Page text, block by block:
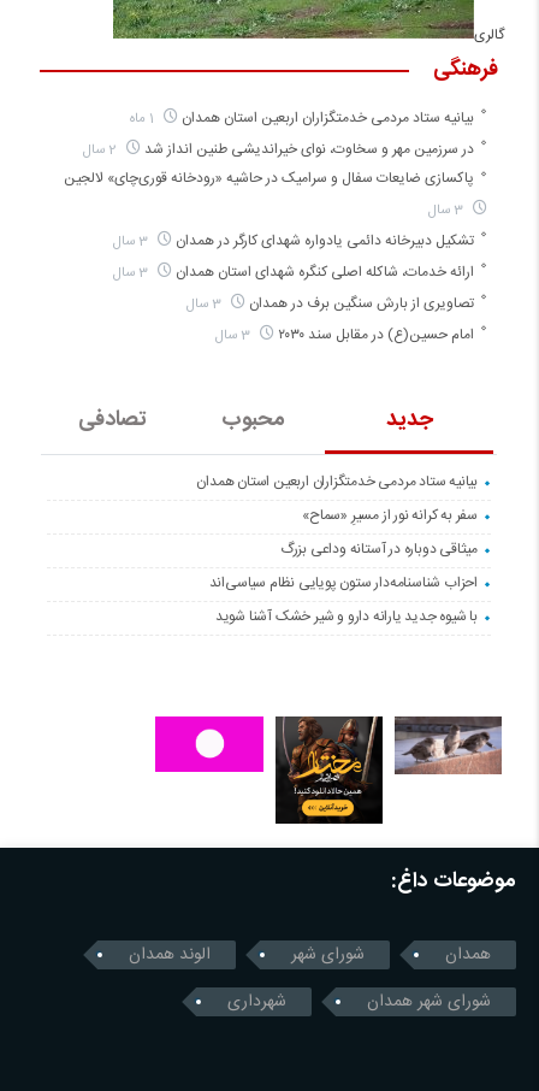
گالری
جدید محبوب تصادفی
بیانیه ستاد مردمی خدمتگزاران اربعین استان همدان
سفر به کرانه‌ نور از مسیرِ «سماح»
میثاقی دوباره در آستانه‌ وداعی بزرگ
احزاب شناسنامه‌دار ستون پویایی نظام سیاسی‌اند
با شیوه جدید یارانه دارو و شیر خشک آشنا شوید
فرهنگی
بیانیه ستاد مردمی خدمتگزاران اربعین استان همدان
در سرزمین مهر و سخاوت، نوای خیراندیشی طنین انداز شد
پاکسازی ضایعات سفال و سرامیک در حاشیه «رودخانه قوری‌چای» لالجین
3 سال
تشکیل دبیرخانه دائمی یادواره شهدای کارگر در همدان 3 سال
ارائه خدمات، شاکله اصلی کنگره شهدای استان همدان 3 سال
تصاویری از بارش سنگین برف در همدان 3 سال
امام حسین(ع) در مقابل سند ۲۰۳۰ 3 سال
موضوعات داغ:
همدان شورای شهر
الوند همدان
شورای شهر همدان
شهرداری